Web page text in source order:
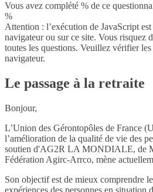
Vous avez complété % de ce
%
Attention : l’exécution de JavaScript
navigateur ou sur ce site. Vous risquez
toutes les questions. Veuillez vérifier
navigateur.
Le passage à la retraite
Bonjour,
L’Union des Gérontopôles de France
l’amélioration de la qualité de vie des
soutien d'AG2R LA MONDIALE, de
Fédération Agirc-Arrco, mène
Son objectif est de mieux comprendre
expériences des personnes en situation